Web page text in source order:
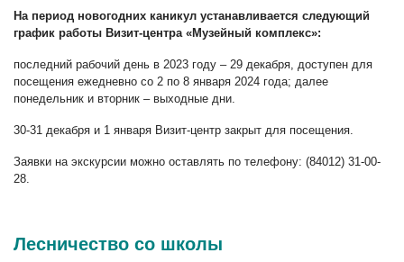
На период новогодних каникул устанавливается следующий
график работы Визит-центра «Музейный комплекс»:
последний рабочий день в 2023 году – 29 декабря, доступен для
посещения ежедневно со 2 по 8 января 2024 года; далее
понедельник и вторник – выходные дни.
30-31 декабря и 1 января Визит-центр закрыт для посещения.
Заявки на экскурсии можно оставлять по телефону: (84012) 31-00-
28.
Лесничество со школы